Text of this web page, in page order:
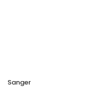
Sanger